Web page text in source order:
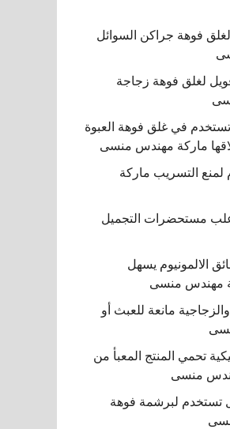
فوهة جراكن السوائل
لغلق فوهة زجاجة
في غلق فوهة العبوة
ماركة مهندس منسى
التسريب ماركة
مستحضرات التجميل
الالمونيوم يسهل
مهندس منسى
مانعة للعبث أو
تحمي المنتج المعبأ من
منسى
تستخدم لبرشمة فوهة